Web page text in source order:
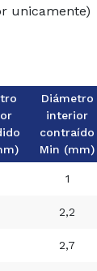
unicamente)
Diámetro
interior
contraído
Min (mm)
1
2,2
2,7